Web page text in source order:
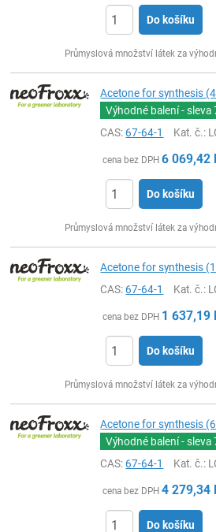
Do košíku
Průmyslová množství látek za
Acetone for synthesis
Výhodné balení - sleva
CAS:67-64-1 Kat. č.:
cena bez DPH 6 069,42
Do košíku
Průmyslová množství látek za
Acetone for synthesis
CAS:67-64-1 Kat. č.:
cena bez DPH 1 637,19
Do košíku
Průmyslová množství látek za
Acetone for synthesis
Výhodné balení - sleva
CAS:67-64-1 Kat. č.:
cena bez DPH 4 279,34
Do košíku